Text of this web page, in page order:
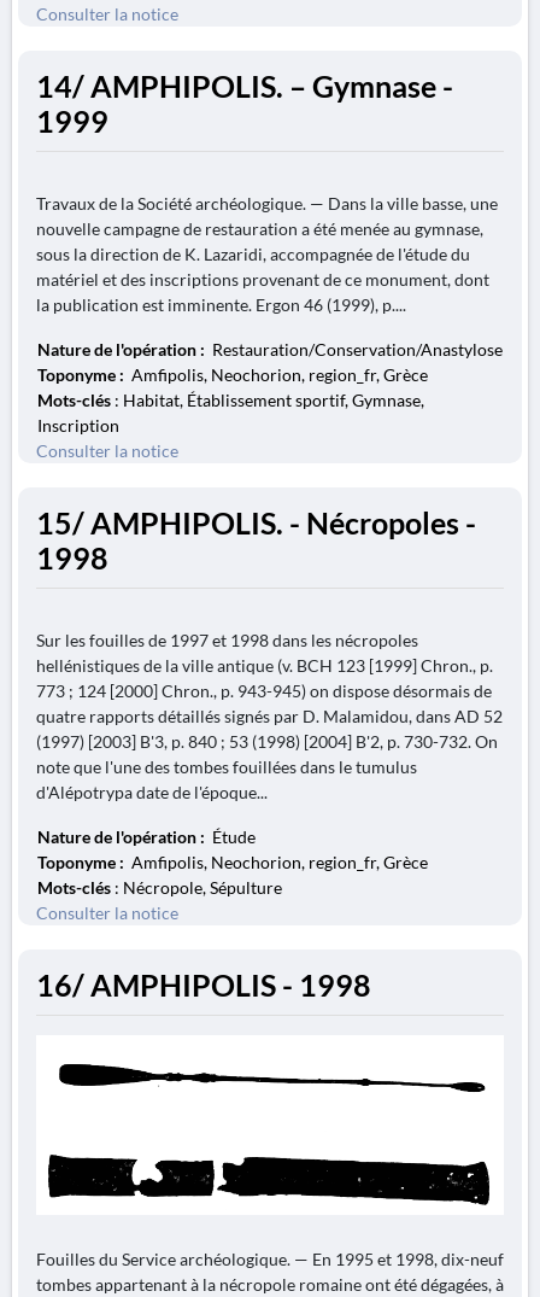
Consulter la notice
14/ AMPHIPOLIS. – Gymnase -
1999
Travaux de la Société archéologique. — Dans la ville basse, une
nouvelle campagne de restauration a été menée au gymnase,
sous la direction de K. Lazaridi, accompagnée de l'étude du
matériel et des inscriptions provenant de ce monument, dont
la publication est imminente. Ergon 46 (1999), p....
Nature de l'opération : Restauration/Conservation/Anastylose
Toponyme : Amfipolis, Neochorion, region_fr, Grèce
Mots-clés : Habitat, Établissement sportif, Gymnase,
Inscription
Consulter la notice
15/ AMPHIPOLIS. - Nécropoles -
1998
Sur les fouilles de 1997 et 1998 dans les nécropoles
hellénistiques de la ville antique (v. BCH 123 [1999] Chron., p.
773 ; 124 [2000] Chron., p. 943-945) on dispose désormais de
quatre rapports détaillés signés par D. Malamidou, dans AD 52
(1997) [2003] B'3, p. 840 ; 53 (1998) [2004] B'2, p. 730-732. On
note que l'une des tombes fouillées dans le tumulus
d'Alépotrypa date de l'époque...
Nature de l'opération : Étude
Toponyme : Amfipolis, Neochorion, region_fr, Grèce
Mots-clés : Nécropole, Sépulture
Consulter la notice
16/ AMPHIPOLIS - 1998
Fouilles du Service archéologique. — En 1995 et 1998, dix-neuf
tombes appartenant à la nécropole romaine ont été dégagées, à